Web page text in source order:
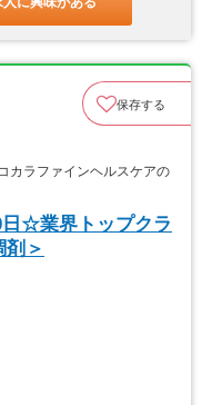
保存する
カラファインヘルスケアの
日☆業界トップクラ
＞